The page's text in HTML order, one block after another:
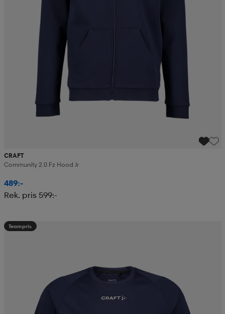
CRAFT
Community 2.0 Fz Hood Jr
489:-
Rek. pris 599:-
Teampris